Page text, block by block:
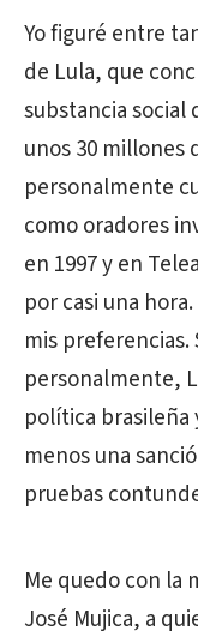
Yo figuré entre
de Lula, que
substancia social
unos 30 millones
personalmente
como oradores
en 1997 y en
por casi una
mis
personalmente,
política brasileña
menos una
pruebas
Me quedo con la
José Mujica, a